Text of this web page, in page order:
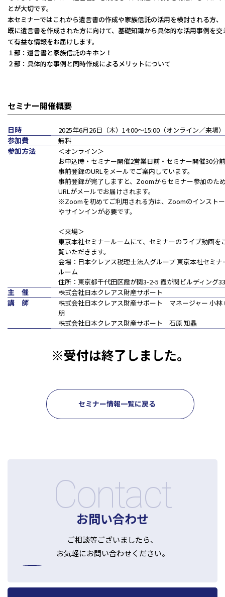
セミナー情報
お知らせ
メディア掲載
とが大切です。
本セミナーではこれから遺言書の作成や家族信託の活用を検討される方、
既に遺言書を作成された方に向けて、基礎知識から具体的な活用事例を交
て有益な情報をお届けします。
１部：遺言書と家族信託のキホン！
２部：具体的な事例と同時作成によるメリットについて
セミナー開催概要
日時 2025年6月26日（木）14:00〜15:00（オンライン／来場）
参加費 無料
参加方法
＜オンライン＞
お申込時・セミナー開催2営業日前・セミナー開催30分
事前登録のURLをメールでご案内しています。
事前登録が完了しますと、Zoomからセミナー参加のた
URLがメールでお届けされます。
※Zoomを初めてご利用される方は、Zoomのインスト
やサインインが必要です。
＜来場＞
東京本社セミナールームにて、セミナーのライブ動画を
覧いただきます。
会場：日本クレアス税理士法人グループ 東京本社セミナ
ルーム
住所：東京都千代田区霞が関3-2-5 霞が関ビルディング
主 催 株式会社日本クレアス財産サポート
講 師
株式会社日本クレアス財産サポート マネージャー 小林
朋
株式会社日本クレアス財産サポート 石原 知晶
※受付は終了しました。
セミナー情報一覧に戻る
Contact
お問い合わせ
ご相談等ございましたら、
お気軽にお問い合わせください。